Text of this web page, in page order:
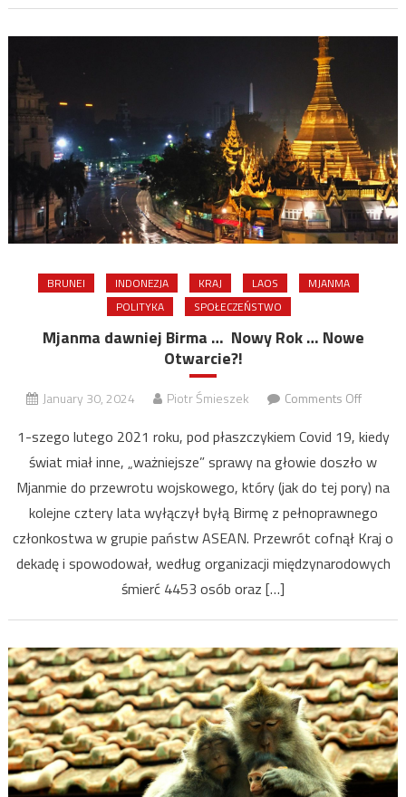
BRUNEI INDONEZJA KRAJ LAOS
MJANMA
POLITYKA
SPOŁECZEŃSTWO
Mjanma dawniej Birma … Nowy Rok … Nowe
Otwarcie?!
January 30, 2024 Piotr Śmieszek Comments Offon
dawniej
Birma
…
Nowy
Rok
Nowe
1-szego lutego 2021 roku, pod płaszczykiem Covid 19, kiedy
świat miał inne, „ważniejsze” sprawy na głowie doszło w
Mjanmie do przewrotu wojskowego, który (jak do tej pory) na
kolejne cztery lata wyłączył byłą Birmę z pełnoprawnego
członkostwa w grupie państw ASEAN. Przewrót cofnął Kraj o
dekadę i spowodował, według organizacji międzynarodowych
śmierć 4453 osób oraz […]